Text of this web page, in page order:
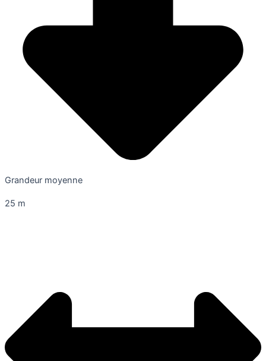
Grandeur moyenne
25 m